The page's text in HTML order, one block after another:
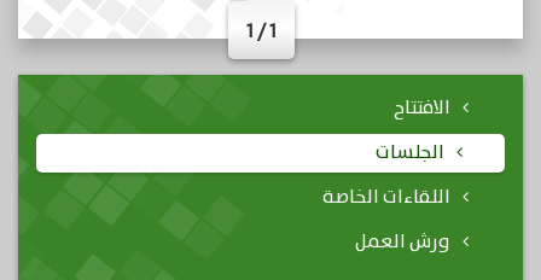
1 / 1
الافتتاح
الجلسات
اللقاءات الخاصة
ورش العمل